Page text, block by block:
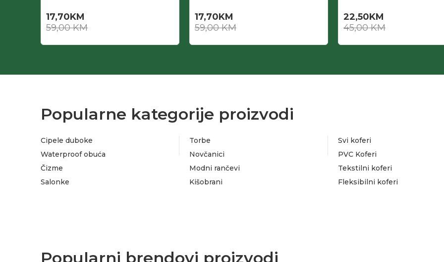
17,70KM
59,00KM
17,70KM
59,00KM
22,50KM
45,00KM
Popularne kategorije proizvodi
Cipele duboke
Waterproof obuća
Čizme
Salonke
Torbe
Novčanici
Modni rančevi
Kišobrani
Svi koferi
PVC Koferi
Tekstilni koferi
Fleksibilni koferi
Popularni brendovi proizvodi